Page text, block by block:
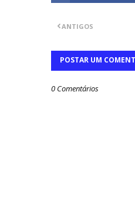
ANTIGOS
POSTAR UM
0 Comentários